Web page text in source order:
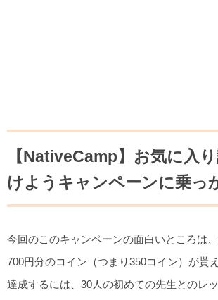
【NativeCamp】お気に入
けようキャンペーンに乗っ
今回のこのキャンペーンの面白いところは
700円分のコイン（つまり350コイン）が貰
達成するには、30人の初めての先生とのレ